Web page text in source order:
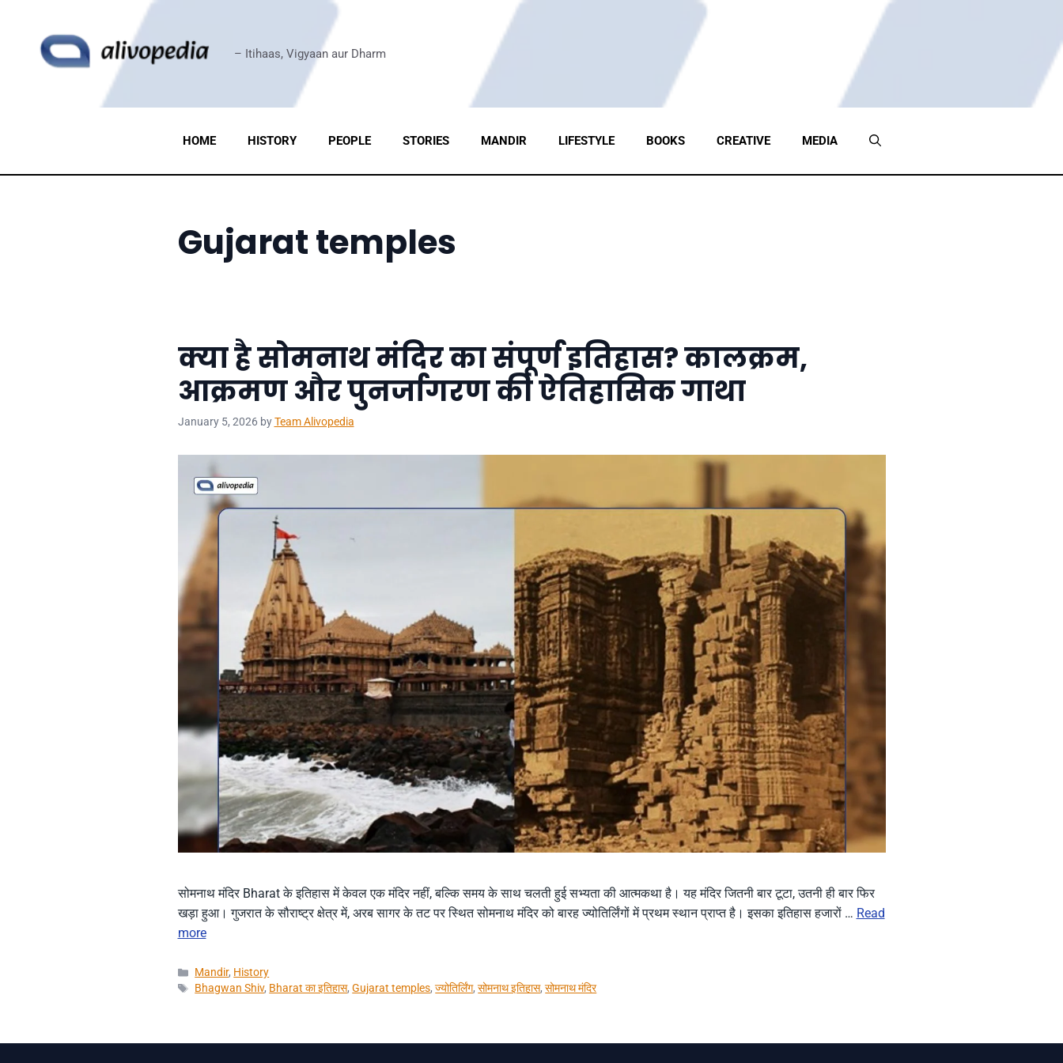
content
– Itihaas, Vigyaan aur Dharm
HOME HISTORY PEOPLE STORIES MANDIR LIFESTYLE BOOKS CREATIVE MEDIA
Gujarat temples
क्या है सोमनाथ मंदिर का संपूर्ण इतिहास? कालक्रम,
आक्रमण और पुनर्जागरण की ऐतिहासिक गाथा
January 5, 2026 byTeam Alivopedia
सोमनाथ मंदिर Bharat के इतिहास में केवल एक मंदिर नहीं, बल्कि समय के साथ चलती हुई सभ्यता की आत्मकथा है। यह मंदिर जितनी बार टूटा, उतनी ही बार फिर
खड़ा हुआ। गुजरात के सौराष्ट्र क्षेत्र में, अरब सागर के तट पर स्थित सोमनाथ मंदिर को बारह ज्योतिर्लिंगों में प्रथम स्थान प्राप्त है। इसका इतिहास हजारों … Read
more
Categories
Mandir, History
Tags
Bhagwan Shiv, Bharat का इतिहास,Gujarat temples,ज्योतिर्लिंग,सोमनाथ इतिहास,सोमनाथ मंदिर